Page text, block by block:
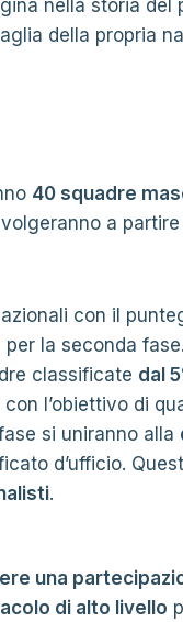
nella storia
della propria
40 squadre
a partire
con il
per la seconda fase.
classificate dal
l’obiettivo di
si uniranno alla
d’ufficio.
.
una
di alto livello